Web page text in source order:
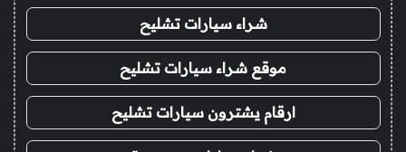
شراء سيارات تشليح
موقع شراء سيارات تشليح
ارقام يشترون سيارات تشليح